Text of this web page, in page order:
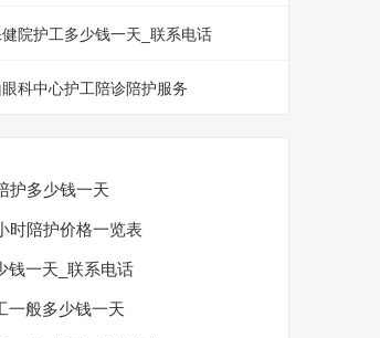
院护工多少钱一天_联系电话
科中心护工陪诊陪护服务
护多少钱一天
时陪护价格一览表
钱一天_联系电话
一般多少钱一天